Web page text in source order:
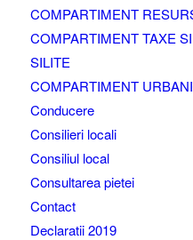
COMPARTIMENT
COMPARTIMENT TAXE
SILITE
COMPARTIMENT
Conducere
Consilieri locali
Consiliul local
Consultarea pietei
Contact
Declaratii 2019